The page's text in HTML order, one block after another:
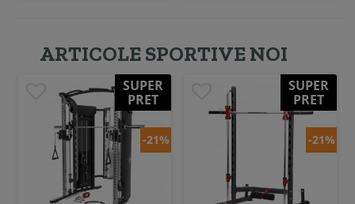
ARTICOLE SPORTIVE NOI
SUPER
PRET
-21%
SUPER
PRET
-21%